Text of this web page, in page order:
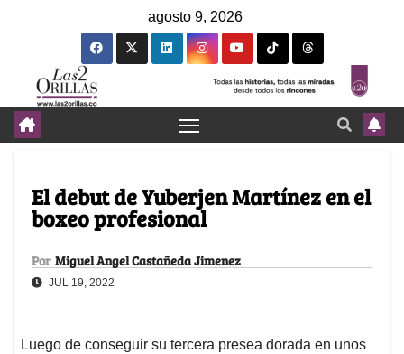
agosto 9, 2026
El debut de Yuberjen Martínez en el
boxeo profesional
Por Miguel Angel Castañeda Jimenez
JUL 19, 2022
Luego de conseguir su tercera presea dorada en unos